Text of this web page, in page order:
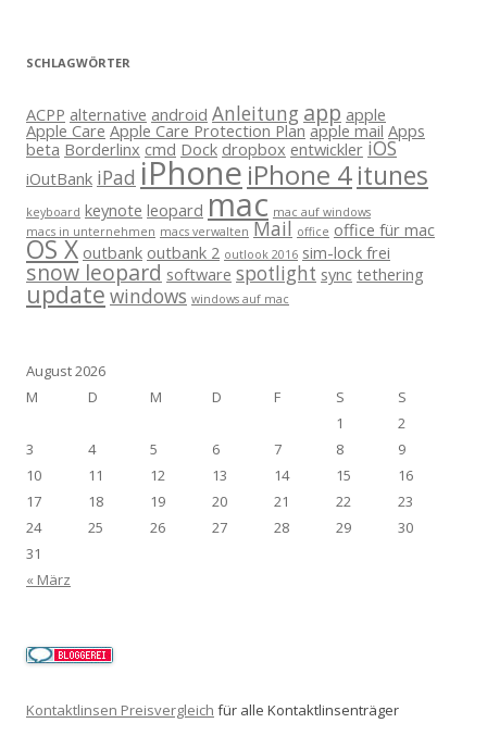
SCHLAGWÖRTER
ACPP alternative android Anleitung app apple
Apple Care Apple Care Protection Plan apple mail Apps
beta Borderlinx cmd Dock dropbox entwickler iOS
iOutBank iPad iPhone iPhone 4itunes
keyboard keynote leopard mac mac auf windows
macs in unternehmen macs verwalten Mail office office für mac
OS X outbank outbank 2 outlook 2016 sim-lock frei
snow leopard software spotlight sync tethering
update windows windows auf mac
August 2026
M
D M D F S
S
1
2
3
4 5 6 7 8
9
10
11 12 13 14 15
16
17
18 19 20 21 22
23
24
25 26 27 28 29
30
31
« März
Kontaktlinsen Preisvergleich für alle Kontaktlinsenträger